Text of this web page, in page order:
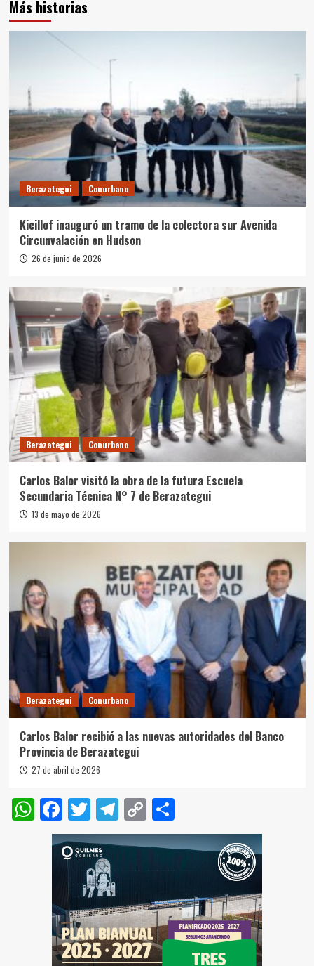
Más historias
Berazategui Conurbano
Kicillof inauguró un tramo de la colectora sur Avenida
Circunvalación en Hudson
26 de junio de 2026
Berazategui Conurbano
Carlos Balor visitó la obra de la futura Escuela
Secundaria Técnica N° 7 de Berazategui
13 de mayo de 2026
Berazategui Conurbano
Carlos Balor recibió a las nuevas autoridades del Banco
Provincia de Berazategui
27 de abril de 2026
WhatsApp
Facebook
Twitter
Telegram
Copy
Link
Compartir